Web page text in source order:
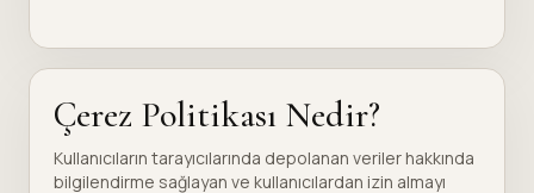
Çerez Politikası Nedir?
Kullanıcıların tarayıcılarında depolanan veriler hakkında
bilgilendirme sağlayan ve kullanıcılardan izin almayı